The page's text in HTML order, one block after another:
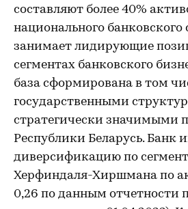
составляют более 40%
национального банковского
занимает лидирующие
сегментах банковского
база сформирована в том
государственными
стратегически значимыми
Республики Беларусь. Банк
диверсификацию по
Херфиндаля-Хиршмана по
0,26 по данным отчетности